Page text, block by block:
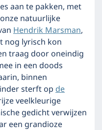
aan te pakken, met
natuurlijke
Hendrik Marsman,
nog lyrisch kon
traag door oneindig
in een doods
binnen
sterft opde
veelkleurige
gedicht verwijzen
een grandioze